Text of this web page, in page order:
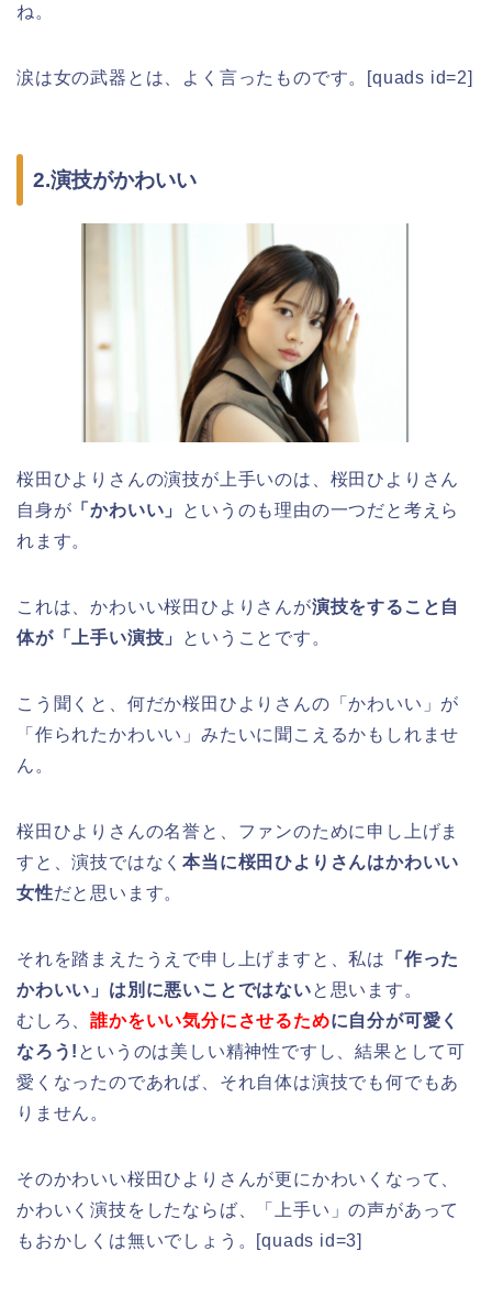
ね。
涙は女の武器とは、よく言ったものです。[quads id=2]
2.演技がかわいい
桜田ひよりさんの演技が上手いのは、桜田ひよりさん
自身が 「かわいい」
というのも理由の一つだと考えら
れます。
これは、かわいい桜田ひよりさんが演技をすること自
体が「上手い演技」
ということです。
こう聞くと、何だか桜田ひよりさんの「かわいい」が
「作られたかわいい」みたいに聞こえるかもしれませ
ん。
桜田ひよりさんの名誉と、ファンのために申し上げま
すと、演技ではなく本当に桜田ひよりさんはかわいい
女性だと思います。
それを踏まえたうえで申し上げますと、私は
「作った
かわいい」は別に悪いことではないと思います。
むしろ、誰かをいい気分にさせるために自分が可愛く
なろう! というのは美しい精神性ですし、結果として可
愛くなったのであれば、それ自体は演技でも何でもあ
りません。
そのかわいい桜田ひよりさんが更にかわいくなって、
かわいく演技をしたならば、「上手い」の声があって
もおかしくは無いでしょう。[quads id=3]